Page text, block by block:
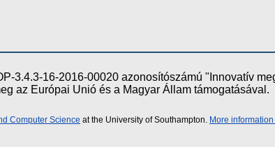
3.4.3-16-2016-00020 azonosítószámú "Innovatív
az Európai Unió és a Magyar Állam támogatásával.
Computer Science at the University of Southampton. More